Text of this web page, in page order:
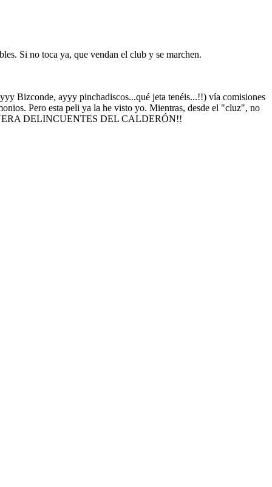
Si no toca ya, que vendan el club y se marchen.
Bizconde, ayyy pinchadiscos...qué jeta tenéis...!!) vía comisiones
Pero esta peli ya la he visto yo. Mientras, desde el "cluz", no
DELINCUENTES DEL CALDERÓN!!